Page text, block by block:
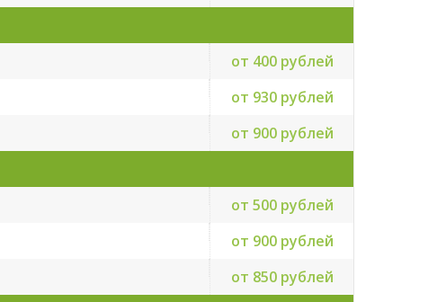
от 400 рублей
от 930 рублей
от 900 рублей
от 500 рублей
от 900 рублей
от 850 рублей